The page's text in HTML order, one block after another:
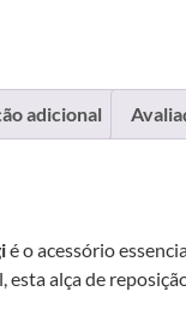
adicional
é o acessório
esta alça de